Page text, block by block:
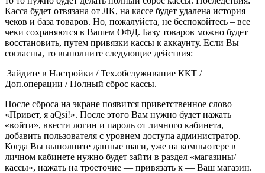
Касса будет отвязана от ЛК, на кассе будет удалена история
чеков и база товаров. Но, пожалуйста, не беспокойтесь – все
чеки сохраняются в Вашем ОФД. Базу товаров можно будет
восстановить, путем привязки кассы к аккаунту. Если Вы
согласны, то выполните следующие действия:
Зайдите в Настройки / Тех.обслуживание ККТ /
Доп.операции / Полный сброс кассы.
После сброса на экране появится приветственное слово
«Привет, я aQsi!». После этого Вам нужно будет нажать
«войти», ввести логин и пароль от личного кабинета,
добавить пользователя с уровнем доступа администратор.
Когда Вы выполните данные шаги, уже на компьютере в
личном кабинете нужно будет зайти в раздел «магазины/
кассы», нажать на троеточие — привязать к — Ваш магазин.